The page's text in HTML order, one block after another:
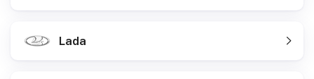
Lada